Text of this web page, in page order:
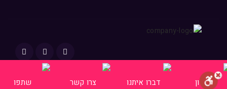
כל הזכויות שמורות © 2020 רוז הפקות.
טלפון דברו איתנו צרו קשר שתפו